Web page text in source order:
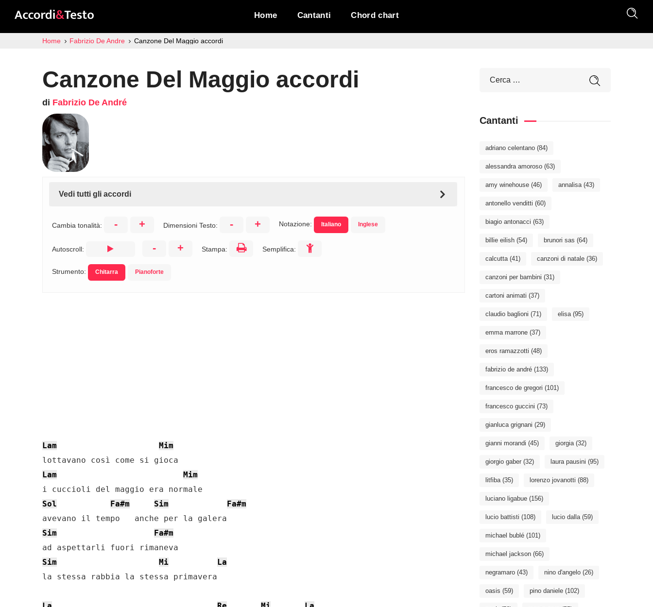
Home Cantanti Chord chart
Home Fabrizio De Andre Canzone Del Maggio accordi
Canzone Del Maggio accordi
di Fabrizio De André
Vedi tutti gli accordi
Cambia tonalità: - + Dimensioni Testo: - + Notazione: Italiano Inglese
Autoscroll: - + Stampa: Semplifica:
Strumento: Chitarra Pianoforte
Lam
Mim
Lam
Mim
Sol
Fa#m Sim
Fa#m
Sim
Fa#m
Sim
Mi
La
la stessa rabbia la stessa primavera
Cantanti
adriano celentano (84)
alessandra amoroso (63)
amy winehouse (46) annalisa(43)
antonello venditti (60)
biagio antonacci (63)
billie eilish (54) brunori sas (64)
calcutta(41) canzoni di natale (36)
canzoni per bambini (31)
cartoni animati (37)
claudio baglioni (71) elisa(95)
emma marrone (37)
eros ramazzotti (48)
fabrizio de andré (133)
francesco de gregori (101)
francesco guccini (73)
gianluca grignani (29)
gianni morandi (45) giorgia(32)
giorgio gaber (32) laura pausini (95)
litfiba(35) lorenzo jovanotti (88)
luciano ligabue (156)
lucio battisti (108) lucio dalla(59)
michael bublé (101)
michael jackson (66)
negramaro (43) nino d'angelo (26)
oasis (59) pino daniele (102)